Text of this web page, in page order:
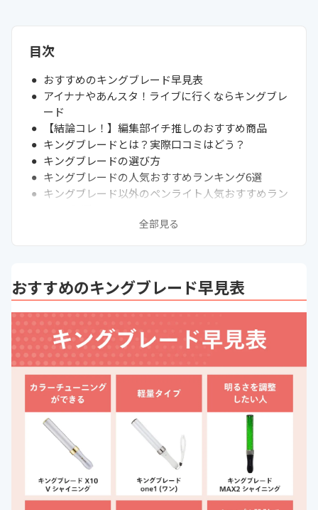
目次
おすすめのキングブレード早見表
アイナナやあんスタ！ライブに行くならキングブレ
ード
【結論コレ！】編集部イチ推しのおすすめ商品
キングブレードとは？実際口コミはどう？
キングブレードの選び方
キングブレードの人気おすすめランキング6選
キングブレード以外のペンライト人気おすすめラン
通販サイトの最新売れ筋ランキングもチェック！
ONE1が点滅してしまったときのリセット方法は？
聞くのもおすすめ
まとめ
全部見る
おすすめのキングブレード早見表